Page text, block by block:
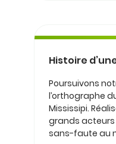
Histoire
Poursuivons
l’orthographe
Mississipi.
grands acteurs
sans-faute au